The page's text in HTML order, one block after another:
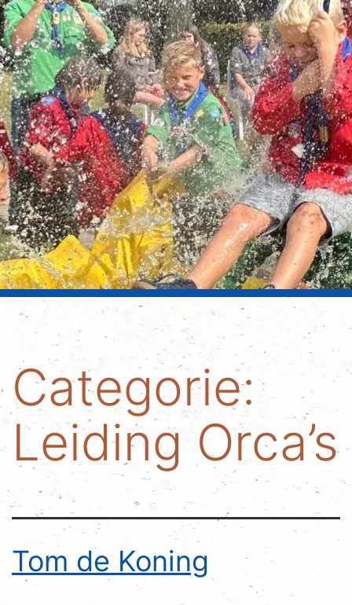
Categorie:
Leiding Orca’s
Tom de Koning